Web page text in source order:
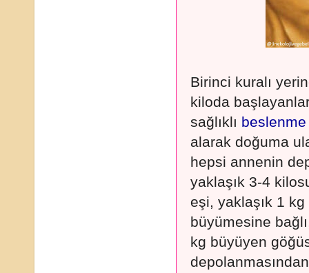
Birinci kuralı
kiloda
sağlıklı beslenme
alarak doğuma
hepsi annenin
yaklaşık 3-4
eşi, yaklaşık 1
büyümesine
kg büyüyen